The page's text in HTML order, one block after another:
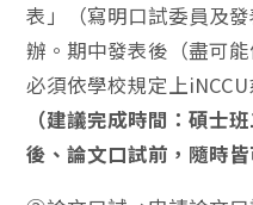
表」（寫明口試委員及
辦。期中發表後（盡可
必須依學校規定上
（建議完成時間：碩士
後、論文口試前，隨時皆